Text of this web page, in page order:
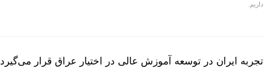
داریم.
تجربه ایران در توسعه آموزش عالی در اختیار عراق قرار می‌گیرد